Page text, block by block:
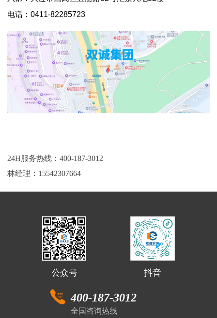
电话：0411-82285723
24H服务热线：400-187-3012
林经理：15542307664
公众号 抖音
400-187-3012
全国咨询热线